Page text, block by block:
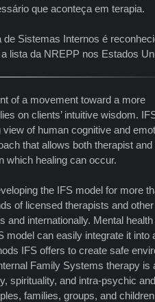
que aconteça em terapia.
de Sistemas Internos é
lista da NREPP nos Estados
of a movement toward a more
on clients’ intuitive wisdom.
of human cognitive and
that allows both therapist and
which healing can occur.
the IFS model for more
of licensed therapists and other
and internationally. Mental
model can easily integrate it into
IFS offers to create safe
Family Systems therapy is
spirituality, and intra-psychic
families, groups, and